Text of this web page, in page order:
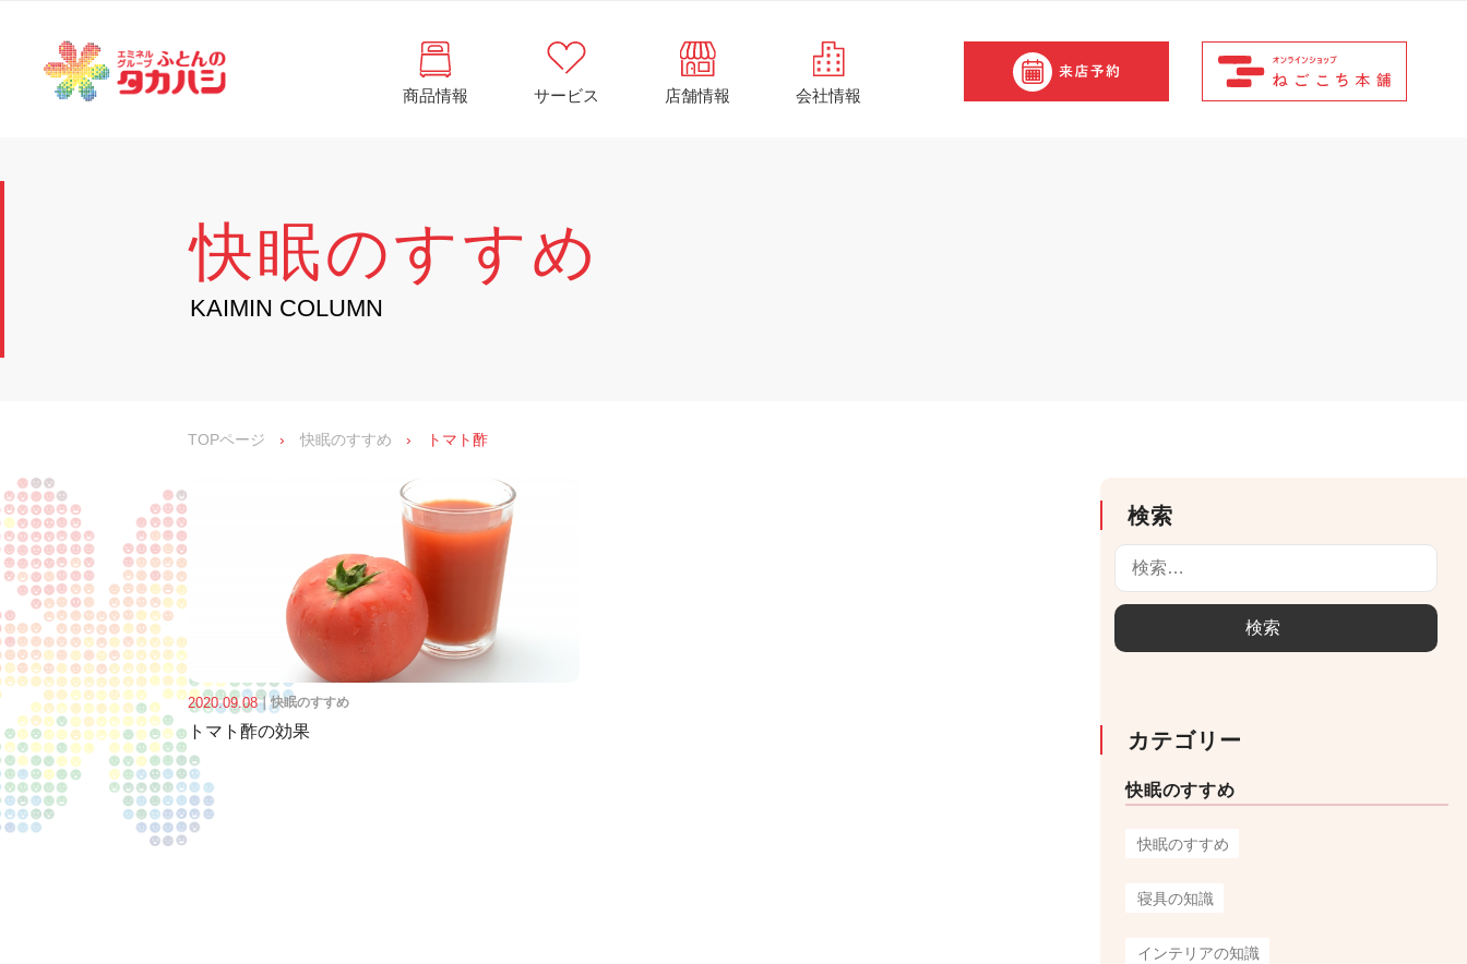
ッ
商品情報 サービス 店舗情報 会社情報
快眠のすすめ
KAIMIN COLUMN
TOPページ › 快眠のすすめ › トマト酢
検索
カテゴリー
快眠のすすめ
快眠のすすめ
寝具の知識
インテリアの知識
2020.09.08｜快眠のすすめ
トマト酢の効果
ん
の